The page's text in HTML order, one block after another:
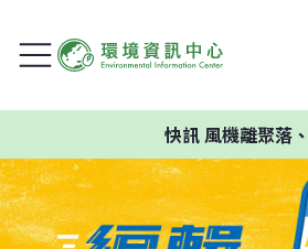
快訊風機離聚落、